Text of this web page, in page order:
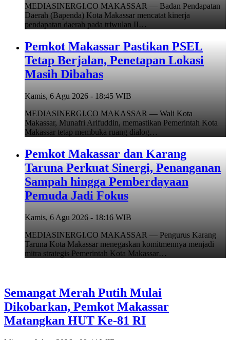
MEDIASINERGI.CO MAKASSAR — Badan Pendapatan
Daerah (Bapenda) Kota Makassar mencatat kinerja
pendapatan daerah pada triwulan II…
Pemkot Makassar Pastikan PSEL
Tetap Berjalan, Penetapan Lokasi
Masih Dibahas
Kamis, 6 Agu 2026 - 18:45 WIB
MEDIASINERGI.CO MAKASSAR — Wali Kota
Makassar, Munafri Arifuddin, memastikan Pemerintah Kota
Makassar tetap membuka ruang dialog…
Pemkot Makassar dan Karang
Taruna Perkuat Sinergi, Penanganan
Sampah hingga Pemberdayaan
Pemuda Jadi Fokus
Kamis, 6 Agu 2026 - 18:16 WIB
MEDIASINERGI.CO MAKASSAR — Pengurus Karang
Taruna Kota Makassar menegaskan komitmennya menjadi
mitra strategis Pemerintah Kota Makassar…
Semangat Merah Putih Mulai
Dikobarkan, Pemkot Makassar
Matangkan HUT Ke-81 RI